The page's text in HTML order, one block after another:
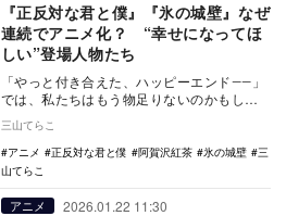
『正反対な君と僕』『氷の城壁』なぜ
連続でアニメ化？ “幸せになってほ
しい”登場人物たち
「やっと付き合えた、ハッピーエンド――」
では、私たちはもう物足りないのかもしれ
ら続く『…
三山てらこ
アニメ
正反対な君と僕 阿賀沢紅茶 氷の城壁
三
山てらこ
アニメ 2026.01.22 11:30